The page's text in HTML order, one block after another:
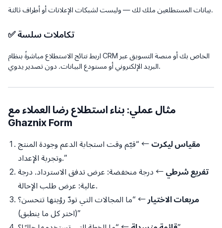
بيانات المستطلعين ملك لك — وليست لشبكات الإعلانات أو أطراف ثالثة.
✅ تكاملات سلسة
اربط نتائج الاستطلاع مباشرةً بنظام CRM الخاص بك أو منصة التسويق عبر
البريد الإلكتروني أو مستودع البيانات. دون تصدير يدوي.
مثال عملي: بناء استطلاع رضا العملاء مع
Ghaznix Form
مقياس ليكرت ← “قيّم وقت استجابة الدعم وجودة المنتج
وتجربة الإعداد.”
تفريع شرطي ← درجة منخفضة: عرض تدفق الاسترداد. درجة
عالية: عرض طلب الإحالة.
مربعات الاختيار ← “ما المجالات التي تودّ رؤيتها تتحسن؟
(اختر كل ما ينطبق)”